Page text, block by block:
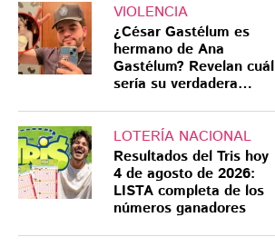
VIOLENCIA
¿César Gastélum es
hermano de Ana
Gastélum? Revelan cuál
sería su verdadera
LOTERÍA NACIONAL
Resultados del Tris hoy
4 de agosto de 2026:
LISTA completa de los
números ganadores